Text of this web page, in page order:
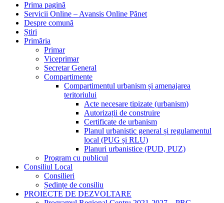
Prima pagină
Servicii Online – Avansis Online Pănet
Despre comună
Știri
Primăria
Primar
Viceprimar
Secretar General
Compartimente
Compartimentul urbanism și amenajarea
teritoriului
Acte necesare tipizate (urbanism)
Autorizații de construire
Certificate de urbanism
Planul urbanistic general și regulamentul
local (PUG și RLU)
Planuri urbanistice (PUD, PUZ)
Program cu publicul
Consiliul Local
Consilieri
Ședințe de consiliu
PROIECTE DE DEZVOLTARE